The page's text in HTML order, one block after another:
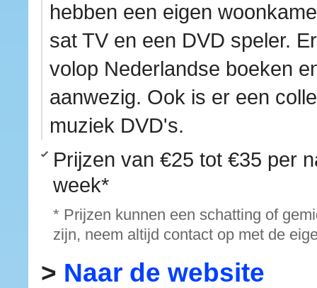
hebben een eigen
sat TV en een DVD speler.
volop Nederlandse boeken
aanwezig. Ook is er een
muziek DVD's.
Prijzen van €25 tot €35 per
week*
* Prijzen kunnen een schatting of
zijn, neem altijd contact op met de
> Naar de website